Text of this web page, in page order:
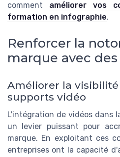
comment améliorer vos
formation en infographie.
Renforcer la
marque avec
Améliorer la
supports vidéo
L'intégration de vidéos dans
un levier puissant pour
marque. En exploitant ces
entreprises ont la capacité